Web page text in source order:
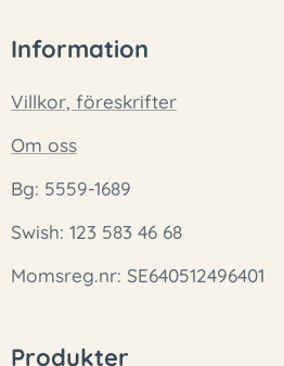
Information
Villkor, föreskrifter
Om oss
Bg: 5559-1689
Swish: 123 583 46 68
Momsreg.nr: SE640512496401
Produkter